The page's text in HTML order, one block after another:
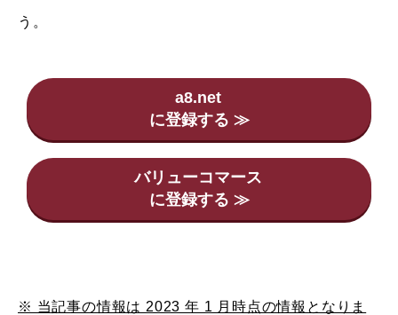
う。
a8.net
バリューコマース
※ 当記事の情報は 2023 年 1 月時点の情報となりま